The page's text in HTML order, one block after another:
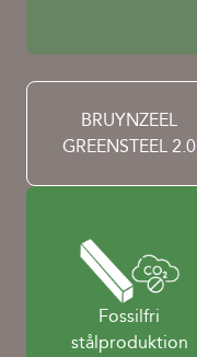
BRUYNZEEL
GREENSTEEL 2.0
Fossilfri
stålproduktion